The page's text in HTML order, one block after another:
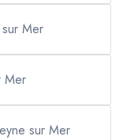
Mer
Mer
sur Mer